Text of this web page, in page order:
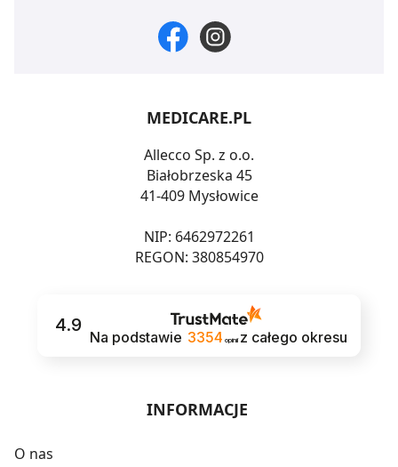
MEDICARE.PL
Allecco Sp. z o.o.
Białobrzeska 45
41-409 Mysłowice
NIP: 6462972261
REGON: 380854970
4.9
Na podstawie 3354 opinii z całego okresu
INFORMACJE
O nas